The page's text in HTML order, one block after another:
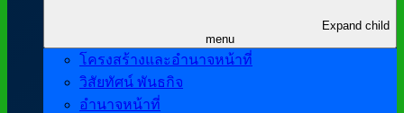
Expand child
menu
โครงสร้างและอำนาจหน้าที่
วิสัยทัศน์ พันธกิจ
อำนาจหน้าที่